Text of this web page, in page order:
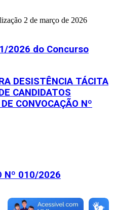
2 de março de 2026
2026 do Concurso
DESISTÊNCIA TÁCITA
CANDIDATOS
CONVOCAÇÃO Nº
Nº 010/2026